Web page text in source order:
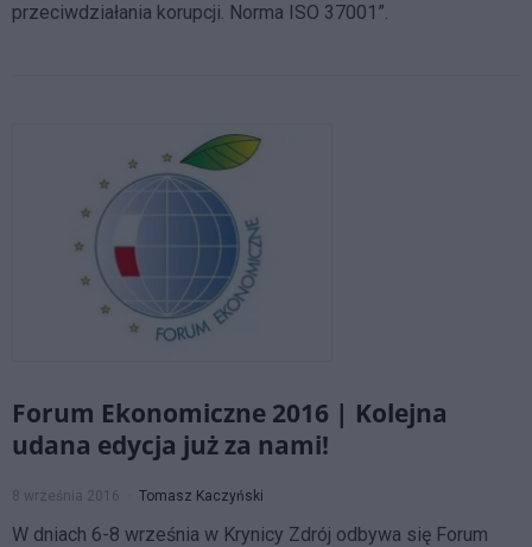
przeciwdziałania korupcji. Norma ISO 37001”.
Forum Ekonomiczne 2016 | Kolejna
udana edycja już za nami!
8 września 2016 Tomasz Kaczyński
W dniach 6-8 września w Krynicy Zdrój odbywa się Forum